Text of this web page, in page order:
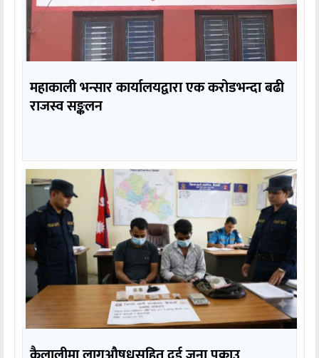
महाकाली भन्सार कार्यालयद्वारा एक करोडभन्दा बढी
राजस्व सङ्कलन